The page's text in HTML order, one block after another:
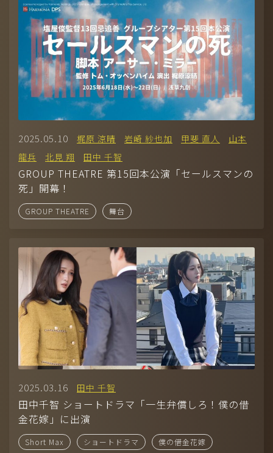
2025.05.10 梶原 涼晴 岩崎 紗也加 甲斐 直人
山本
龍兵
北見 翔 田中 千智
GROUP THEATRE 第15回本公演「セールスマンの
死」開幕！
GROUP THEATRE 舞台
2025.03.16 田中 千智
田中千智 ショートドラマ「一生弁償しろ！僕の借
金花嫁」に出演
Short Max ショートドラマ 僕の借金花嫁